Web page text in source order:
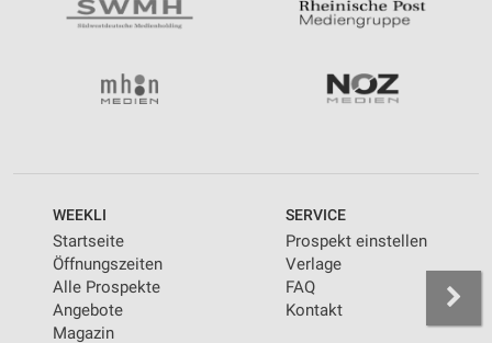
WEEKLI
Startseite
Öffnungszeiten
Alle Prospekte
Angebote
Magazin
SERVICE
Prospekt einstellen
Verlage
FAQ
Kontakt